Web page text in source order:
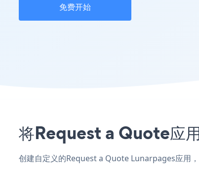
免费开始
将Request a Quote应
创建自定义的Request a Quote Lunarpages应用